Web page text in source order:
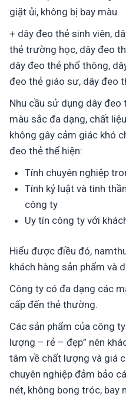
giặt ủi, không bị bay màu.
+ dây đeo thẻ sinh viên,
thẻ trường học, dây đeo
dây đeo thẻ phổ thông,
đeo thẻ giáo sư, dây đeo
Nhu cầu sử dụng dây đeo
màu sắc đa dạng, chất
không gây cảm giác khó
đeo thẻ thể hiện:
Tính chuyên nghiệp
Tính kỷ luật và tinh
công ty
Uy tín công ty với
Hiểu được điều đó,
khách hàng sản phẩm và
Công ty có đa dạng các
cấp đến thẻ thường.
Các sản phẩm của công
lượng – rẻ – đẹp” nên
tâm về chất lượng và giá
chuyên nghiệp đảm bảo
nét, không bong tróc, bay